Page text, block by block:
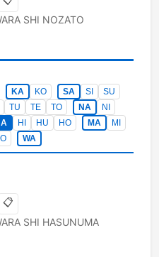
SHI NOZATO
KA KO SA SI
SU
TU TE TO NA
NI
HI HU HO MA
MI
WA
📋
SHI HASUNUMA